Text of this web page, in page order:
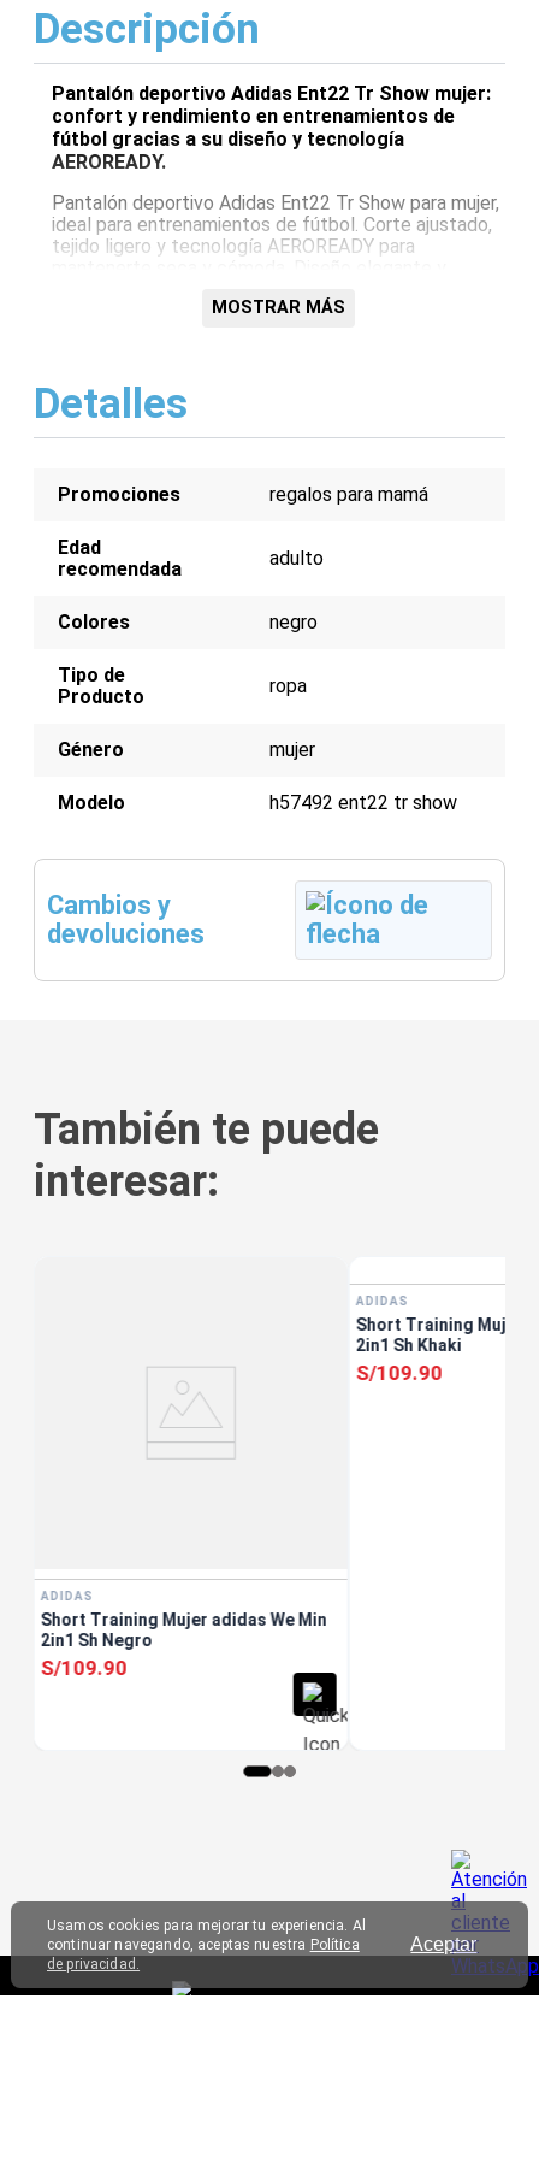
Aceptar
Usamos cookies para mejorar tu experiencia. Al
continuar navegando, aceptas nuestra Política
de privacidad.
Descripción
Pantalón deportivo Adidas Ent22 Tr Show mujer:
confort y rendimiento en entrenamientos de
fútbol gracias a su diseño y tecnología
AEROREADY.
Pantalón deportivo Adidas Ent22 Tr Show para mujer,
ideal para entrenamientos de fútbol. Corte ajustado,
tejido ligero y tecnología AEROREADY para
Tecnología AEROREADY
Tejido ligero y transpirable
Diseño moderno
MOSTRAR MÁS
Detalles
Promociones regalos para mamá
Edad
recomendada
adulto
Colores negro
Tipo de
Producto
ropa
Género mujer
Modelo h57492 ent22 tr show
Cambios y
devoluciones
También te puede
interesar:
ADIDAS
Short Training Mujer adidas We Min
2in1 Sh Negro
S/109.90
ADIDAS
Short Training Mujer
2in1 Sh Khaki
S/109.90